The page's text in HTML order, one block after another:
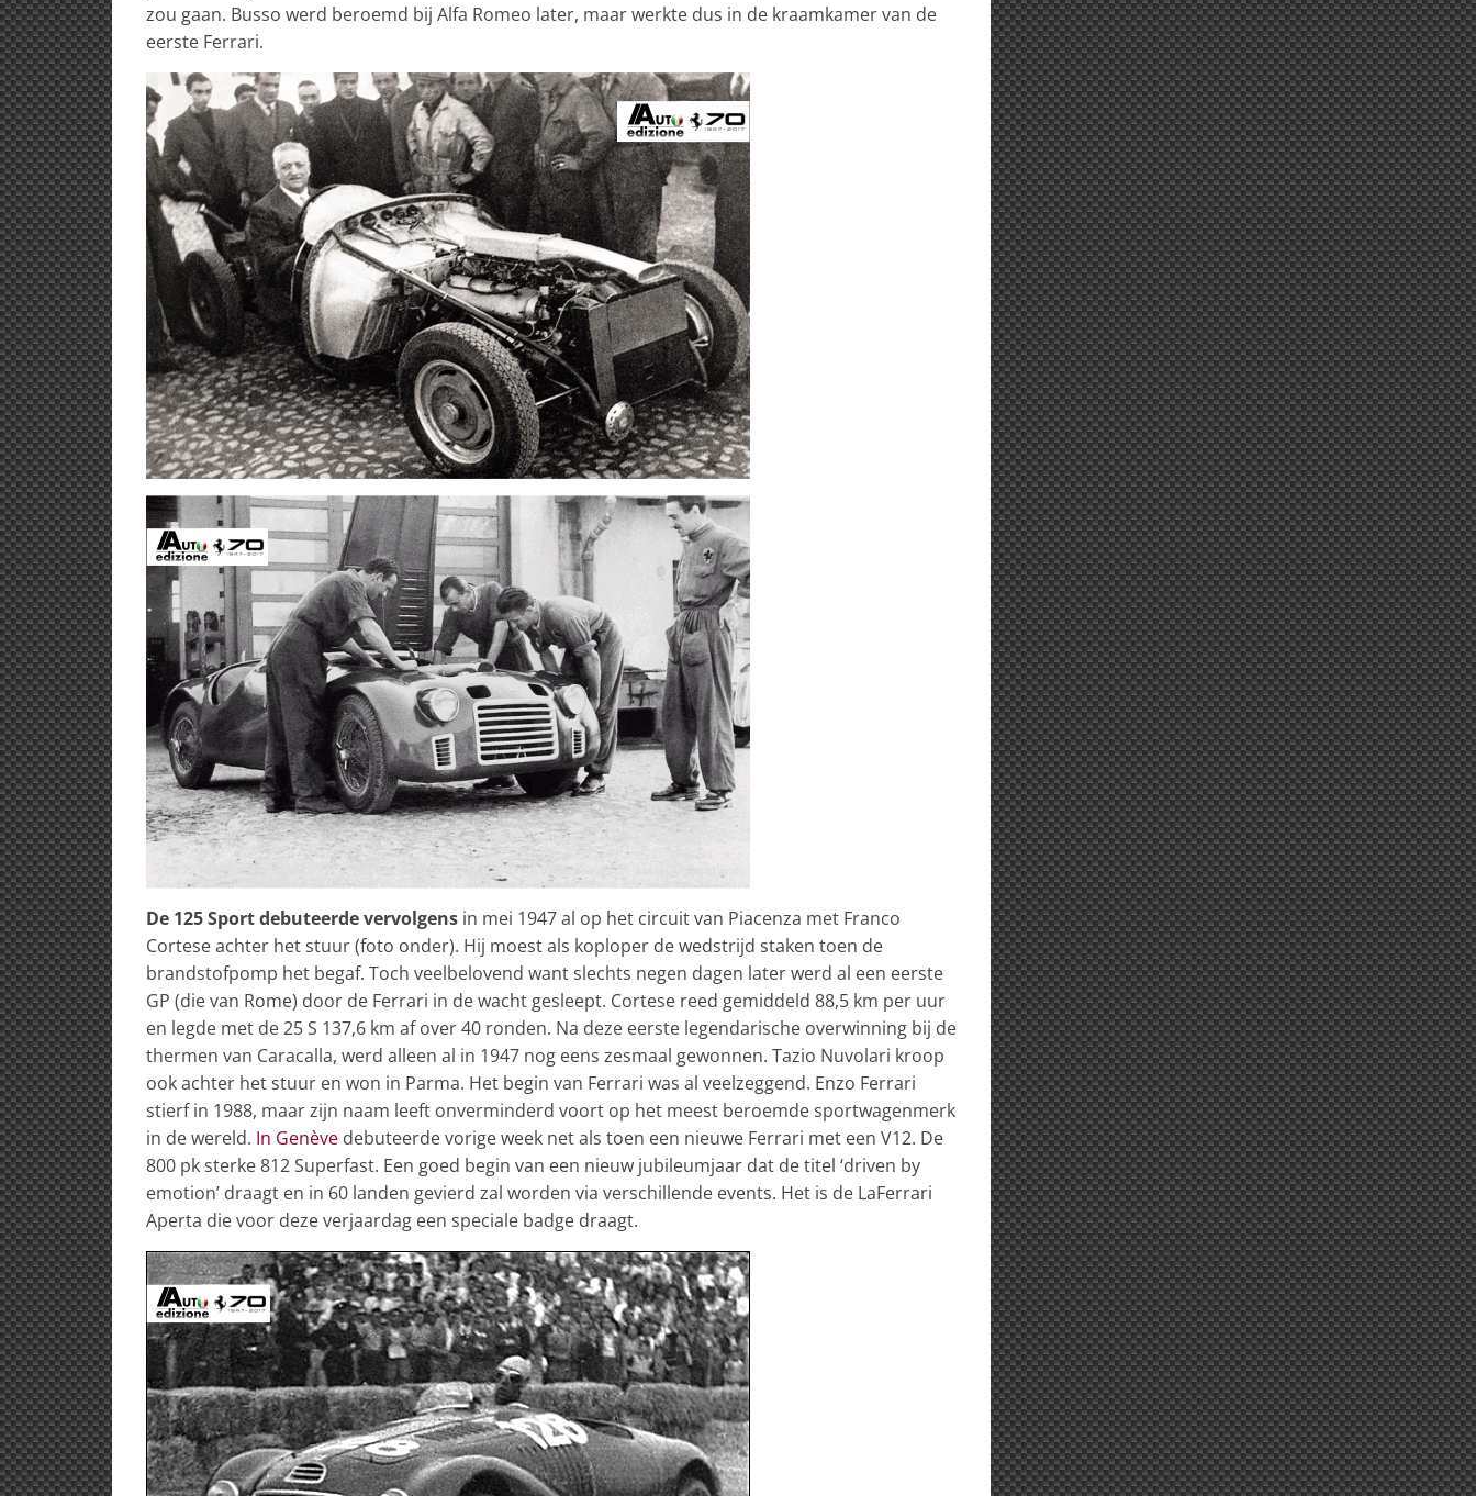
zou gaan. Busso werd beroemd bij Alfa Romeo later, maar werkte dus in de kraamkamer van de
eerste Ferrari.
De 125 Sport debuteerde vervolgens in mei 1947 al op het circuit van Piacenza met Franco
Cortese achter het stuur (foto onder). Hij moest als koploper de wedstrijd staken toen de
brandstofpomp het begaf. Toch veelbelovend want slechts negen dagen later werd al een eerste
GP (die van Rome) door de Ferrari in de wacht gesleept. Cortese reed gemiddeld 88,5 km per uur
en legde met de 25 S 137,6 km af over 40 ronden. Na deze eerste legendarische overwinning bij de
thermen van Caracalla, werd alleen al in 1947 nog eens zesmaal gewonnen. Tazio Nuvolari kroop
ook achter het stuur en won in Parma. Het begin van Ferrari was al veelzeggend. Enzo Ferrari
stierf in 1988, maar zijn naam leeft onverminderd voort op het meest beroemde sportwagenmerk
in de wereld. In Genève debuteerde vorige week net als toen een nieuwe Ferrari met een V12. De
800 pk sterke 812 Superfast. Een goed begin van een nieuw jubileumjaar dat de titel ‘driven by
emotion’ draagt en in 60 landen gevierd zal worden via verschillende events. Het is de LaFerrari
Aperta die voor deze verjaardag een speciale badge draagt.